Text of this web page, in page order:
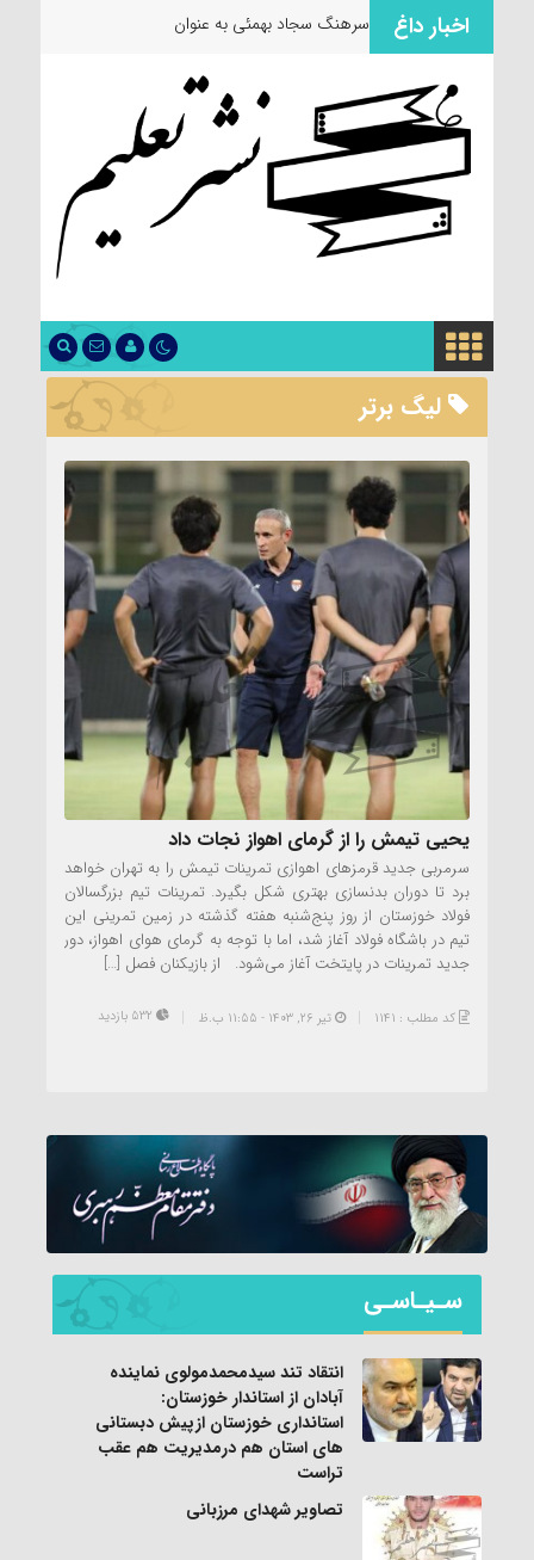
اخبار داغ سرهنگ سجاد بهمئی به عنوان مسئول
لیگ برتر
یحیی تیمش را از گرمای اهواز نجات داد
سرمربی جدید قرمزهای اهوازی تمرینات تیمش را به تهران خواهد
برد تا دوران بدنسازی بهتری شکل بگیرد. تمرینات تیم بزرگسالان
فولاد خوزستان از روز پنج‌شنبه هفته گذشته در زمین تمرینی این
تیم در باشگاه فولاد آغاز شد، اما با توجه به گرمای هوای اهواز، دور
جدید تمرینات در پایتخت آغاز می‌شود. از بازیکنان فصل […]
کد مطلب : 1141 تیر ۲۶, ۱۴۰۳ - 11:55 ب.ظ
سـیـاسـی
انتقاد تند سیدمحمدمولوی نماینده
آبادان از استاندار خوزستان:
استانداری خوزستان ازپیش دبستانی
های استان هم درمدیریت هم عقب
تراست
تصاویر شهدای مرزبانی